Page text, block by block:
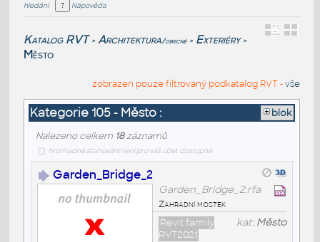
hledání
Nápověda
Katalog RVT > Architektura/obecné > Exteriéry >
Město
zobrazen pouze filtrovaný podkatalog RVT -vše
Kategorie 105 - Město : blok
Nalezeno celkem 18záznamů
hromadné stahování není pro váš účet dostupné
Garden_Bridge_2
Garden_Bridge_2.rfa
Zahradní mostek
kat:Město
Revit family
RVT2021